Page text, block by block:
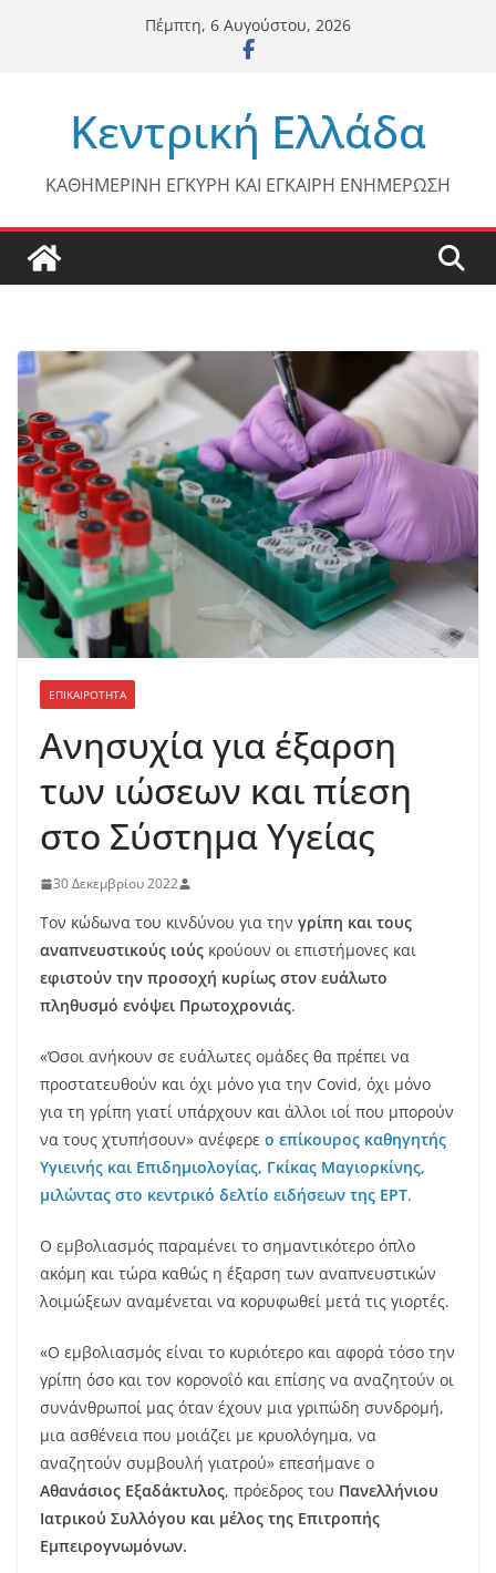
Πέμπτη, 6 Αυγούστου, 2026
Κεντρική Ελλάδα
ΚΑΘΗΜΕΡΙΝΗ ΕΓΚΥΡΗ ΚΑΙ ΕΓΚΑΙΡΗ ΕΝΗΜΕΡΩΣΗ
ΕΠΙΚΑΙΡΟΤΗΤΑ
Ανησυχία για έξαρση
των ιώσεων και πίεση
στο Σύστημα Υγείας
30 Δεκεμβρίου 2022
Τον κώδωνα του κινδύνου για την γρίπη και τους
αναπνευστικούς ιούς κρούουν οι επιστήμονες και
εφιστούν την προσοχή κυρίως στον ευάλωτο
πληθυσμό ενόψει Πρωτοχρονιάς.
«Όσοι ανήκουν σε ευάλωτες ομάδες θα πρέπει να
προστατευθούν και όχι μόνο για την Covid, όχι μόνο
για τη γρίπη γιατί υπάρχουν και άλλοι ιοί που μπορούν
να τους χτυπήσουν» ανέφερε ο επίκουρος καθηγητής
Υγιεινής και Επιδημιολογίας, Γκίκας Μαγιορκίνης,
μιλώντας στο κεντρικό δελτίο ειδήσεων της ΕΡΤ.
Ο εμβολιασμός παραμένει το σημαντικότερο όπλο
ακόμη και τώρα καθώς η έξαρση των αναπνευστικών
λοιμώξεων αναμένεται να κορυφωθεί μετά τις γιορτές.
«Ο εμβολιασμός είναι το κυριότερο και αφορά τόσο την
γρίπη όσο και τον κορονοΐό και επίσης να αναζητούν οι
συνάνθρωποί μας όταν έχουν μια γριπώδη συνδρομή,
μια ασθένεια που μοιάζει με κρυολόγημα, να
αναζητούν συμβουλή γιατρού» επεσήμανε ο
Αθανάσιος Εξαδάκτυλος, πρόεδρος του Πανελλήνιου
Ιατρικού Συλλόγου και μέλος της Επιτροπής
Εμπειρογνωμόνων.